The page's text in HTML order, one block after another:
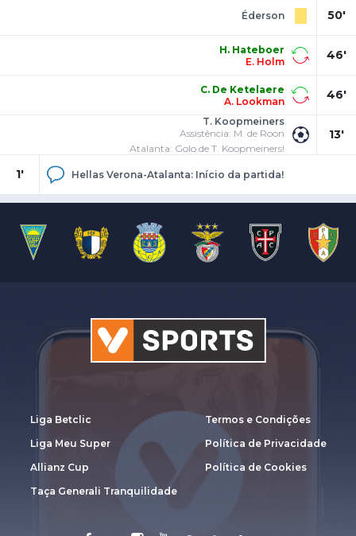
50'
Éderson
46'
H. Hateboer
E. Holm
46'
C. De Ketelaere
A. Lookman
13'
T. Koopmeiners
Assistência: M. de Roon
Atalanta: Golo de T. Koopmeiners!
1' Hellas Verona-Atalanta: Início da partida!
Liga Betclic
Liga Meu Super
Allianz Cup
Taça Generali Tranquilidade
Termos e Condições
Política de Privacidade
Política de Cookies